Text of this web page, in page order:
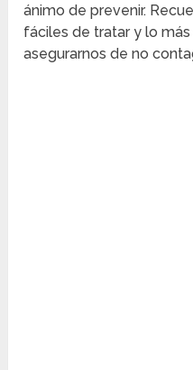
ánimo de prevenir.
fáciles de tratar y lo
asegurarnos de no